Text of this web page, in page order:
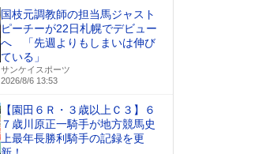
国枝元調教師の担当馬ジャスト
ピーチーが22日札幌でデビュー
へ 「先週よりもしまいは伸び
ている」
サンケイスポーツ
2026/8/6 13:53
【園田６Ｒ・３歳以上Ｃ３】６
７歳川原正一騎手が地方競馬史
上最年長勝利騎手の記録を更